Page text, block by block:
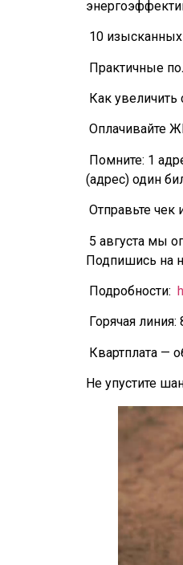
10
Практичные
Как
Оплачивайте
Помните: 1
(адрес) один
Отправьте чек
5 августа мы
Подпишись на
Подробности:
Горячая
Квартплата —
Не упустите